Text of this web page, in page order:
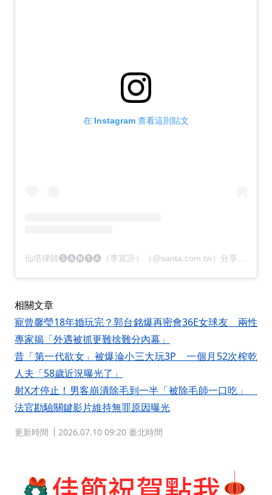
在 Instagram 查看這則貼文
相關文章
寵曾馨瑩18年婚玩完？郭台銘爆再密會36E女球友 兩性
專家揭「外遇被抓更難捨難分內幕」
昔「第一代欲女」被爆淪小三大玩3P 一個月52次榨乾
人夫「58歲近況曝光了」
射X才停止！男客崩潰除毛到一半「被除毛師一口吃」
法官勘驗關鍵影片維持無罪原因曝光
更新時間 2026.07.10 09:20 臺北時間